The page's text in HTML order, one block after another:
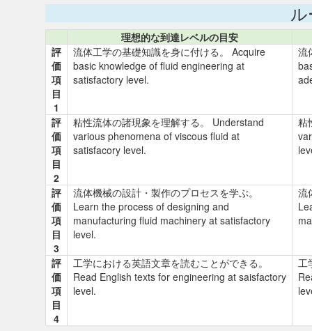
理想的な到達レベルの目安
評
価
項
目
1
流体工学の基礎知識を身に付ける。 Acquire
basic knowledge of fluid engineering at
satisfactory level.
流
評
価
項
目
2
粘性流体の諸現象を理解する。 Understand
various phenomena of viscous fluid at
satisfacory level.
粘
評
価
項
目
3
流体機械の設計・製作のプロセスを学ぶ。
Learn the process of designing and
manufacturing fluid machinery at satisfactory
level.
流
評
価
項
目
4
工学における英語文章を読むことができる。
Read English texts for engineering at saisfactory
level.
工